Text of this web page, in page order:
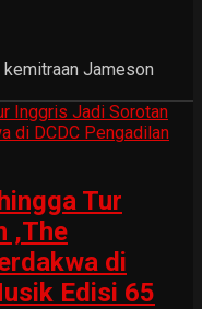
Jameson
Tur
,The
di
Edisi 65